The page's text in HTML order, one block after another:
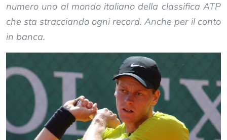
numero uno al mondo italiano della classifica ATP
che sta stracciando ogni record. Anche per il conto
in banca.